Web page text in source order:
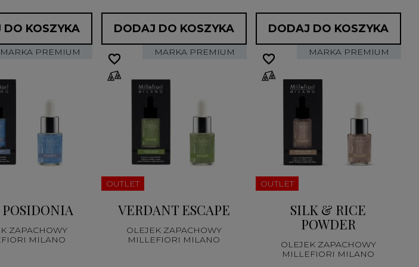
DO KOSZYKA DODAJ DO KOSZYKA DODAJ DO KOSZYKA
MARKA PREMIUM
ZAPACHOWY
MILANO
MARKA PREMIUM
OUTLET
VERDANT ESCAPE
OLEJEK ZAPACHOWY
MILLEFIORI MILANO
favorite_border
favorite_border MARKA PREMIUM
OUTLET
SILK & RICE
POWDER
OLEJEK ZAPACHOWY
MILLEFIORI MILANO
favorite_border
favorite_border